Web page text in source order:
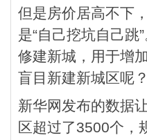
但是房价居高不下
是“自己挖坑自己
修建新城，用于增
盲目新建新城区呢？
新华网发布的数据
区超过了3500个，